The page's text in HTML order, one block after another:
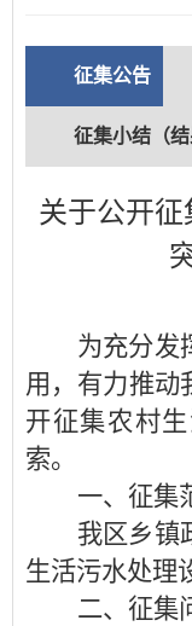
征集公告
征集小结（结
关于公开
为充分发
用 ，有力推动
开征集农村
索。
一、征集
我区乡镇
生活污水处理
二、征集